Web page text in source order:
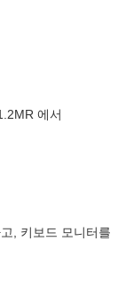
에서
, 키보드 모니터를